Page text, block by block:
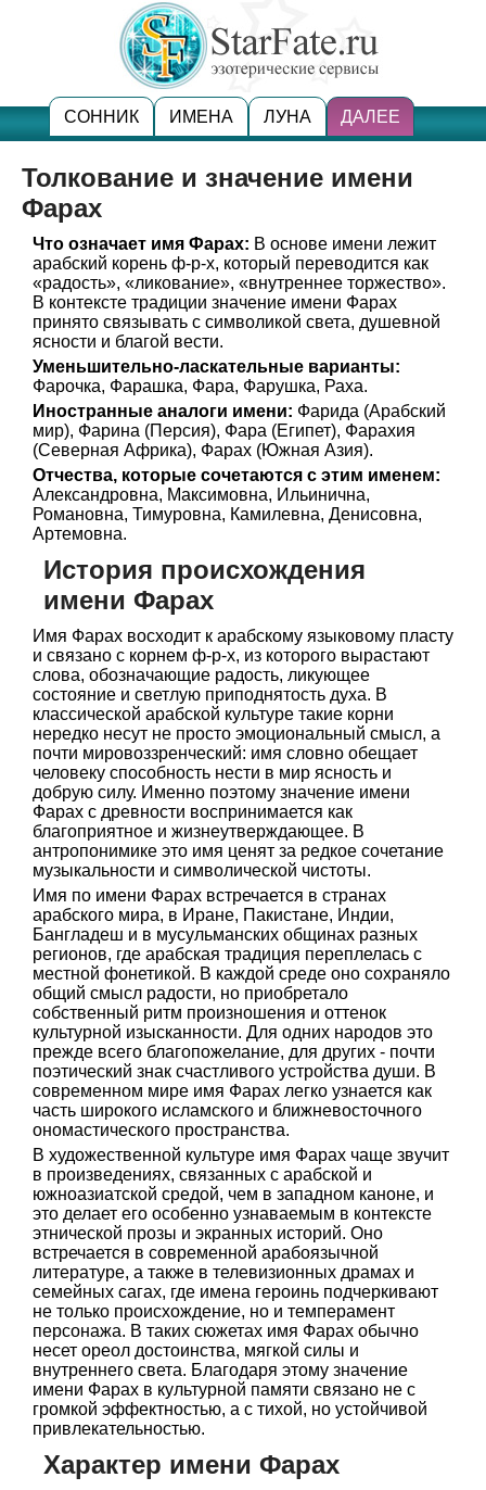
СОННИК ИМЕНА ЛУНА ДАЛЕЕ
Толкование и значение имени
Фарах
Что означает имя Фарах: В основе имени лежит
арабский корень ф-р-х, который переводится как
«радость», «ликование», «внутреннее торжество».
В контексте традиции значение имени Фарах
принято связывать с символикой света, душевной
ясности и благой вести.
Уменьшительно-ласкательные варианты:
Фарочка, Фарашка, Фара, Фарушка, Раха.
Иностранные аналоги имени: Фарида (Арабский
мир), Фарина (Персия), Фара (Египет), Фарахия
(Северная Африка), Фарах (Южная Азия).
Отчества, которые сочетаются с этим именем:
Александровна, Максимовна, Ильинична,
Романовна, Тимуровна, Камилевна, Денисовна,
Артемовна.
История происхождения
имени Фарах
Имя Фарах восходит к арабскому языковому пласту
и связано с корнем ф-р-х, из которого вырастают
слова, обозначающие радость, ликующее
состояние и светлую приподнятость духа. В
классической арабской культуре такие корни
нередко несут не просто эмоциональный смысл, а
почти мировоззренческий: имя словно обещает
человеку способность нести в мир ясность и
добрую силу. Именно поэтому значение имени
Фарах с древности воспринимается как
благоприятное и жизнеутверждающее. В
антропонимике это имя ценят за редкое сочетание
музыкальности и символической чистоты.
Имя по имени Фарах встречается в странах
арабского мира, в Иране, Пакистане, Индии,
Бангладеш и в мусульманских общинах разных
регионов, где арабская традиция переплелась с
местной фонетикой. В каждой среде оно сохраняло
общий смысл радости, но приобретало
собственный ритм произношения и оттенок
культурной изысканности. Для одних народов это
прежде всего благопожелание, для других - почти
поэтический знак счастливого устройства души. В
современном мире имя Фарах легко узнается как
часть широкого исламского и ближневосточного
ономастического пространства.
В художественной культуре имя Фарах чаще звучит
в произведениях, связанных с арабской и
южноазиатской средой, чем в западном каноне, и
это делает его особенно узнаваемым в контексте
этнической прозы и экранных историй. Оно
встречается в современной арабоязычной
литературе, а также в телевизионных драмах и
семейных сагaх, где имена героинь подчеркивают
не только происхождение, но и темперамент
персонажа. В таких сюжетах имя Фарах обычно
несет ореол достоинства, мягкой силы и
внутреннего света. Благодаря этому значение
имени Фарах в культурной памяти связано не с
громкой эффектностью, а с тихой, но устойчивой
привлекательностью.
Характер имени Фарах